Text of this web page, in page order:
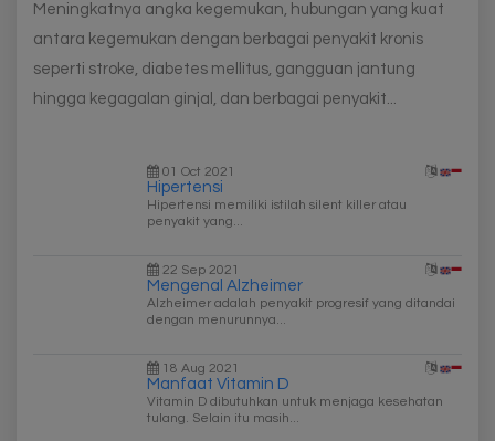
Meningkatnya angka kegemukan, hubungan yang kuat
antara kegemukan dengan berbagai penyakit kronis
seperti stroke, diabetes mellitus, gangguan jantung
hingga kegagalan ginjal, dan berbagai penyakit...
01 Oct 2021
Hipertensi
Hipertensi memiliki istilah silent killer atau
penyakit yang...
22 Sep 2021
Mengenal Alzheimer
Alzheimer adalah penyakit progresif yang ditandai
dengan menurunnya...
18 Aug 2021
Manfaat Vitamin D
Vitamin D dibutuhkan untuk menjaga kesehatan
tulang. Selain itu masih...